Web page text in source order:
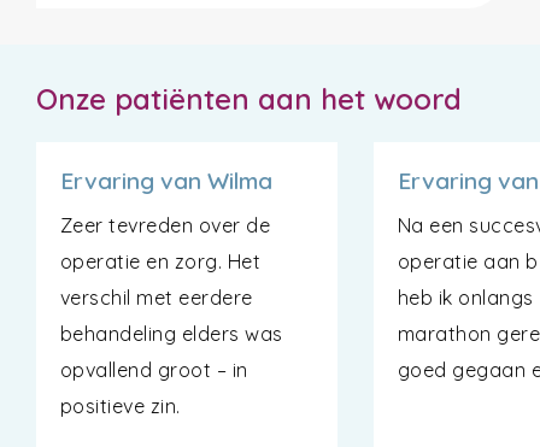
Onze patiënten aan het woord
Ervaring van Wilma
Zeer tevreden over de
operatie en zorg. Het
verschil met eerdere
behandeling elders was
opvallend groot – in
positieve zin.
Ervaring
Na een
operatie aan
heb ik onlangs
marathon
goed gegaan